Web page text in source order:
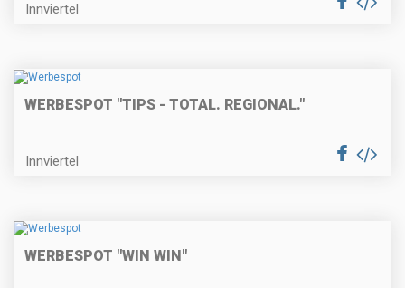
Innviertel
WERBESPOT "TIPS - TOTAL. REGIONAL."
Innviertel
WERBESPOT "WIN WIN"